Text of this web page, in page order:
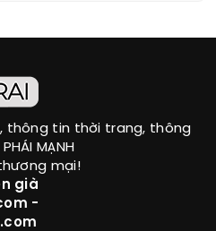
thông tin thời trang, thông
MẠNH
mại!
già
-